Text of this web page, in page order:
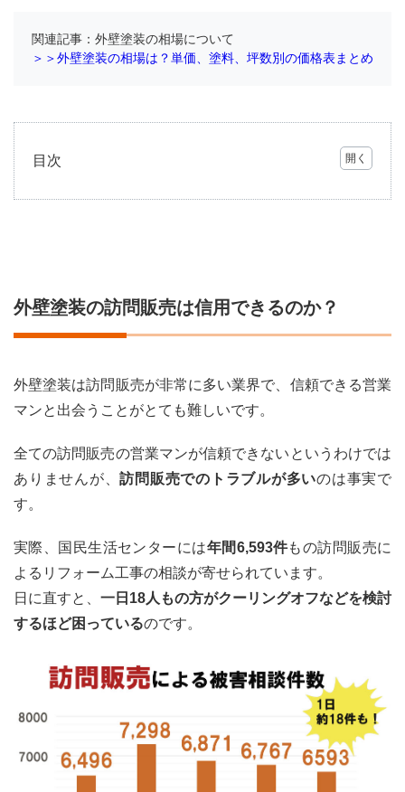
関連記事：外壁塗装の相場について
＞＞外壁塗装の相場は？単価、塗料、坪数別の価格表まとめ
目次
外壁
でき
か？
悪徳
訪問
る4
つの
2.1
使う
手口
幅な
値引
2.2
よく
外壁塗装の訪問販売は信用できるのか？
外壁塗装は訪問販売が非常に多い業界で、信頼できる営業
マンと出会うことがとても難しいです。
全ての訪問販売の営業マンが信頼できないというわけでは
ありませんが、訪問販売でのトラブルが多いのは事実で
す。
実際、国民生活センターには年間6,593件もの訪問販売に
よるリフォーム工事の相談が寄せられています。
日に直すと、 一日18人もの方がクーリングオフなどを検討
するほど困っているのです。